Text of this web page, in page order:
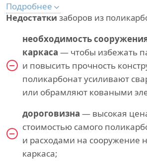
Подробнее
Недостатки заборов из
необходимость
каркаса — чтобы избежать
и повысить прочность
поликарбонат усиливают
или обрамляют коваными
дороговизна — высокая
стоимостью самого
и расходами на сооружение
каркаса;